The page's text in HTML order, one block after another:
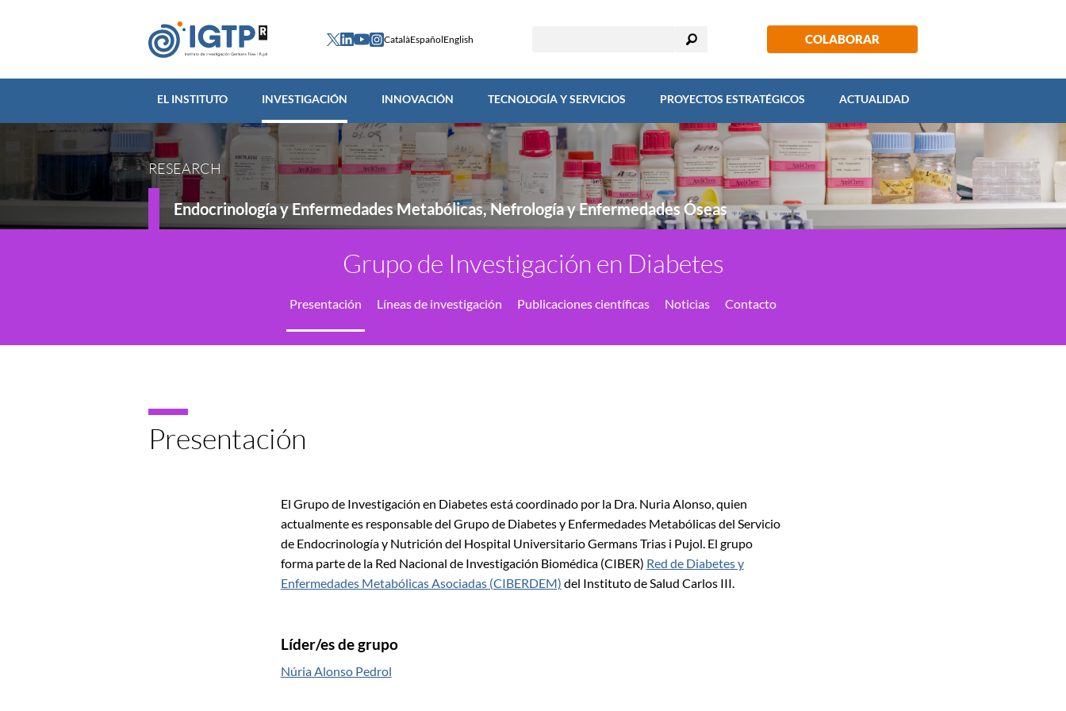
CatalàEspañolEnglish COLABORAR
EL INSTITUTO INVESTIGACIÓN INNOVACIÓN TECNOLOGÍA Y SERVICIOS PROYECTOS ESTRATÉGICOS ACTUALIDAD
RESEARCH
Endocrinología y Enfermedades Metabólicas, Nefrología y Enfermedades Óseas
Grupo de Investigación en Diabetes
Presentación Líneas de investigación Publicaciones científicas Noticias Contacto
Presentación
El Grupo de Investigación en Diabetes está coordinado por la Dra. Nuria Alonso, quien
actualmente es responsable del Grupo de Diabetes y Enfermedades Metabólicas del Servicio
de Endocrinología y Nutrición del Hospital Universitario Germans Trias i Pujol. El grupo
forma parte de la Red Nacional de Investigación Biomédica (CIBER) Red de Diabetes y
Enfermedades Metabólicas Asociadas (CIBERDEM) del Instituto de Salud Carlos III.
Líder/es de grupo
Núria Alonso Pedrol